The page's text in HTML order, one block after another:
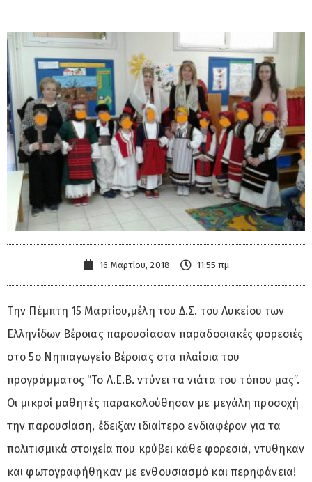
16 Μαρτίου, 2018 11:55 πμ
Την Πέμπτη 15 Μαρτίου,μέλη του Δ.Σ. του Λυκείου των
Ελληνίδων Βέροιας παρουσίασαν παραδοσιακές φορεσιές
στο 5ο Νηπιαγωγείο Βέροιας στα πλαίσια του
προγράμματος “Το Λ.Ε.Β. ντύνει τα νιάτα του τόπου μας”.
Οι μικροί μαθητές παρακολούθησαν με μεγάλη προσοχή
την παρουσίαση, έδειξαν ιδιαίτερο ενδιαφέρον για τα
πολιτισμικά στοιχεία που κρύβει κάθε φορεσιά, ντυθηκαν
και φωτογραφήθηκαν με ενθουσιασμό και περηφάνεια!